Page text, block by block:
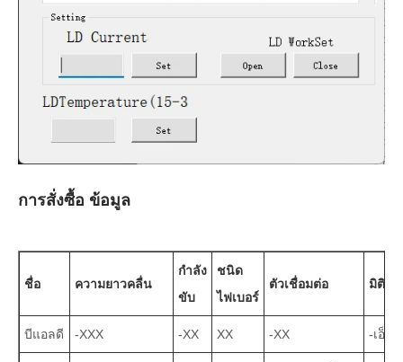
การสั่งซื้อ ข้อมูล
ชื่อ ความยาวคลื่น
กำลัง
ขับ
ชนิด
ไฟเบอร์
ตัวเชื่อมต่อ มิติ
บีแอลดี -XXX -XX XX -XX -เอ็กซ์